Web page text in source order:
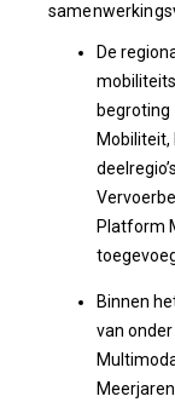
De
begroting
Mobiliteit,
Platform
Binnen
van